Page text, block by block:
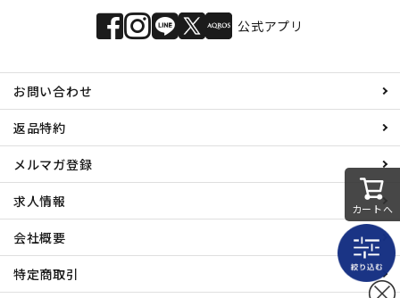
カートへ
公式アプリ
お問い合わせ
返品特約
メルマガ登録
求人情報
会社概要
特定商取引